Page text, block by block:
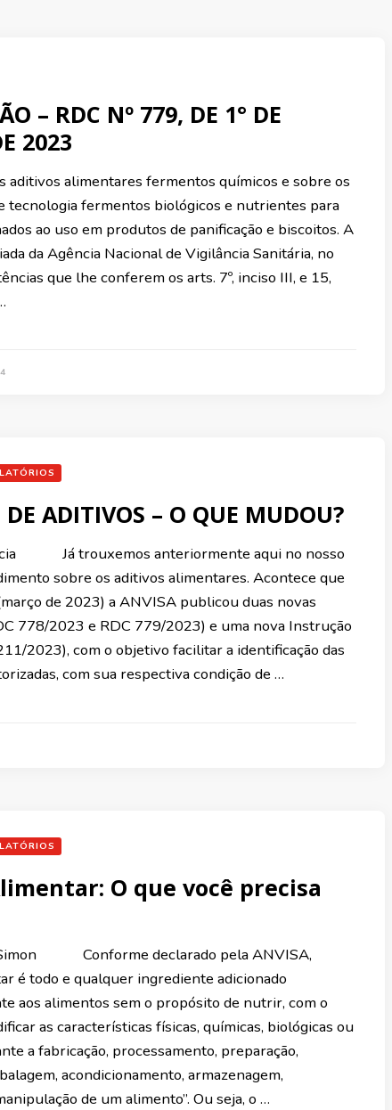
– RDC Nº 779, DE 1° DE
2023
aditivos alimentares fermentos químicos e sobre os
tecnologia fermentos biológicos e nutrientes para
ao uso em produtos de panificação e biscoitos. A
da Agência Nacional de Vigilância Sanitária, no
que lhe conferem os arts. 7º, inciso III, e 15,
ADITIVOS – O QUE MUDOU?
Já trouxemos anteriormente aqui no nosso
sobre os aditivos alimentares. Acontece que
de 2023) a ANVISA publicou duas novas
778/2023 e RDC 779/2023) e uma nova Instrução
2023), com o objetivo facilitar a identificação das
com sua respectiva condição de …
O que você precisa
Simon Conforme declarado pela ANVISA,
é todo e qualquer ingrediente adicionado
aos alimentos sem o propósito de nutrir, com o
as características físicas, químicas, biológicas ou
a fabricação, processamento, preparação,
acondicionamento, armazenagem,
de um alimento”. Ou seja, o …